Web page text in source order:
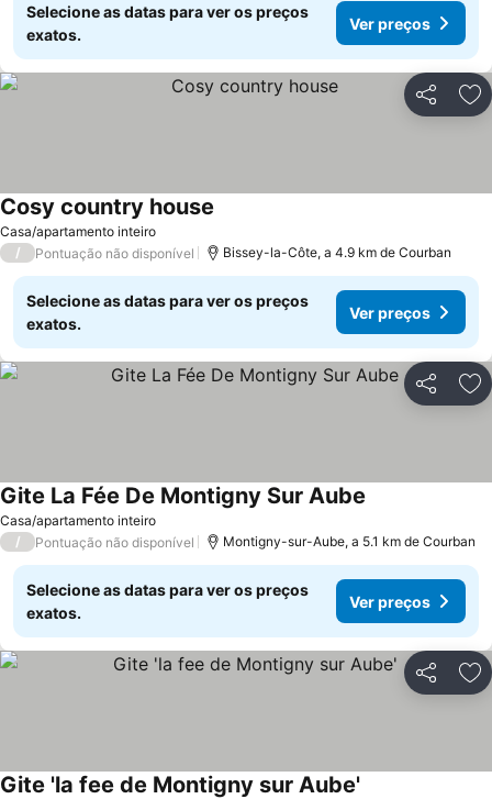
Selecione as datas para ver os preços
exatos.
Ver preços
Partilhar
Casa/apartamento inteiro
Cosy country house
/ Pontuação não disponível Bissey-la-Côte, a 4.9 km de Courban
Selecione as datas para ver os preços
exatos.
Ver preços
Partilhar
Casa/apartamento inteiro
Gite La Fée De Montigny Sur Aube
/ Pontuação não disponível Montigny-sur-Aube, a 5.1 km de Courban
Selecione as datas para ver os preços
exatos.
Ver preços
Partilhar
Gite 'la fee de Montigny sur Aube'